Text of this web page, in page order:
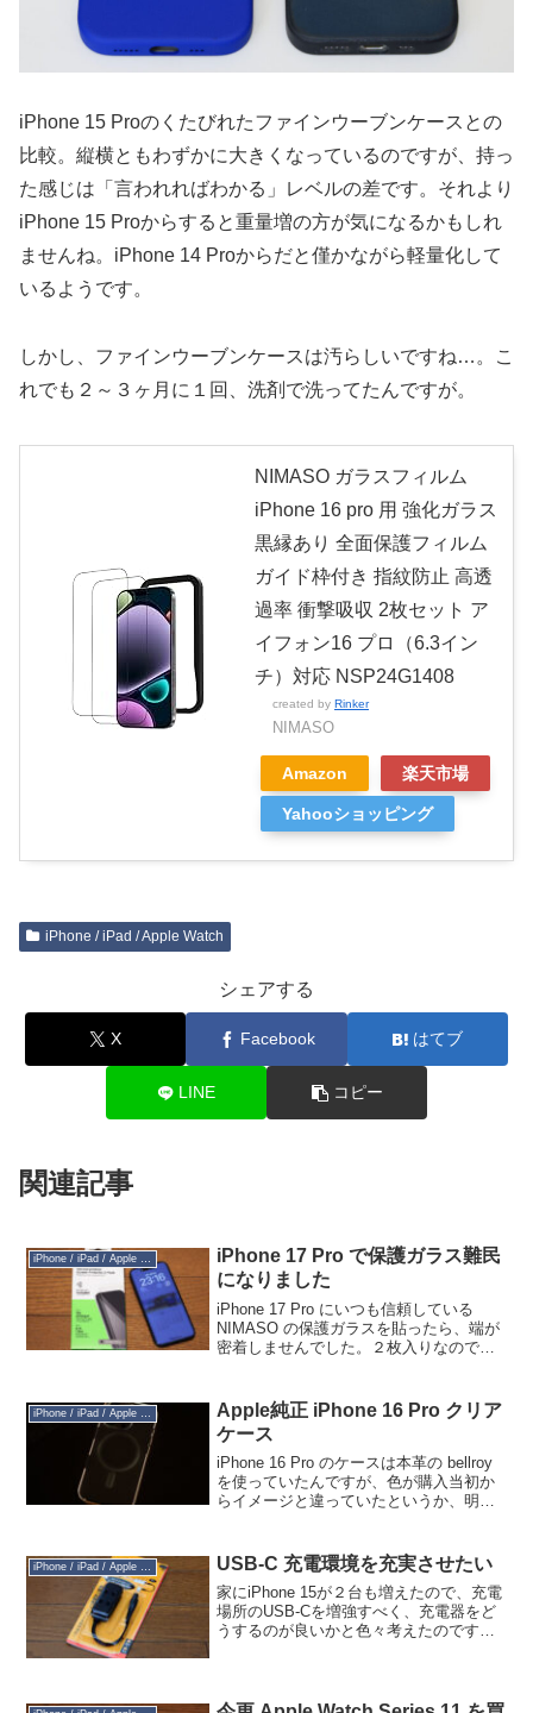
iPhone 15 Proのくたびれたファインウーブンケースとの
比較。縦横ともわずかに大きくなっているのですが、持っ
た感じは「言われればわかる」レベルの差です。それより
iPhone 15 Proからすると重量増の方が気になるかもしれ
ませんね。iPhone 14 Proからだと僅かながら軽量化して
いるようです。
しかし、ファインウーブンケースは汚らしいですね…。こ
れでも２～３ヶ月に１回、洗剤で洗ってたんですが。
NIMASO ガラスフィルム
iPhone 16 pro 用 強化ガラス
黒縁あり 全面保護フィルム
ガイド枠付き 指紋防止 高透
過率 衝撃吸収 2枚セット ア
イフォン16 プロ（6.3イン
チ）対応 NSP24G1408
created by Rinker
NIMASO
Amazon 楽天市場
Yahooショッピング
iPhone / iPad / Apple Watch
シェアする
X Facebook はてブ
LINE コピー
関連記事
iPhone / iPad / Apple Watch
iPhone 17 Pro で保護ガラス難民
になりました
iPhone 17 Pro にいつも信頼している
NIMASO の保護ガラスを貼ったら、端が
密着しませんでした。２枚入りなので２
ました。それを貼ってみても同じ。（...
Apple純正 iPhone 16 Pro クリア
ケース
iPhone 16 Pro のケースは本革の bellroy
を使っていたんですが、色が購入当初か
らイメージと違っていたというか、明る
て暑苦しく見えてきたこともあり、A...
iPhone / iPad / Apple Watch USB-C 充電環境を充実させたい
家にiPhone 15が２台も増えたので、充電
場所のUSB-Cを増強すべく、充電器をど
うするのが良いかと色々考えたのです
ス...